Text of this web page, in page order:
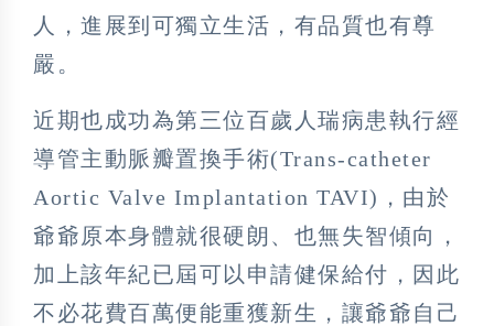
人，進展到可獨立生活，有品質也有尊
嚴。
近期也成功為第三位百歲人瑞病患執行經
導管主動脈瓣置換手術(Trans-catheter
Aortic Valve Implantation TAVI)，由於
爺爺原本身體就很硬朗、也無失智傾向，
加上該年紀已屆可以申請健保給付，因此
不必花費百萬便能重獲新生，讓爺爺自己